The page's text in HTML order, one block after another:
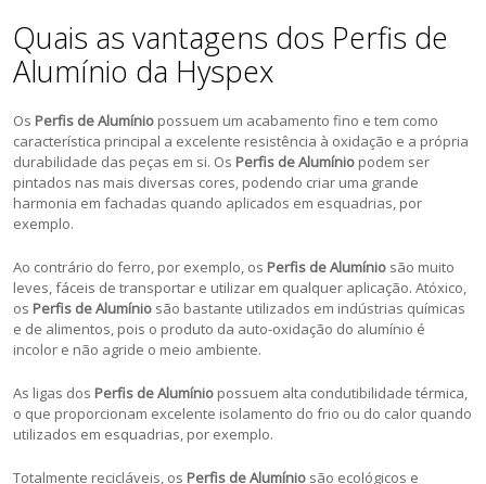
Quais as vantagens dos Perfis de
Alumínio da Hyspex
Os Perfis de Alumínio possuem um acabamento fino e tem como
característica principal a excelente resistência à oxidação e a própria
durabilidade das peças em si. Os Perfis de Alumínio podem ser
pintados nas mais diversas cores, podendo criar uma grande
harmonia em fachadas quando aplicados em esquadrias, por
exemplo.
Ao contrário do ferro, por exemplo, os Perfis de Alumínio são muito
leves, fáceis de transportar e utilizar em qualquer aplicação. Atóxico,
os Perfis de Alumínio são bastante utilizados em indústrias químicas
e de alimentos, pois o produto da auto-oxidação do alumínio é
incolor e não agride o meio ambiente.
As ligas dos Perfis de Alumínio possuem alta condutibilidade térmica,
o que proporcionam excelente isolamento do frio ou do calor quando
utilizados em esquadrias, por exemplo.
Totalmente recicláveis, os Perfis de Alumínio são ecológicos e